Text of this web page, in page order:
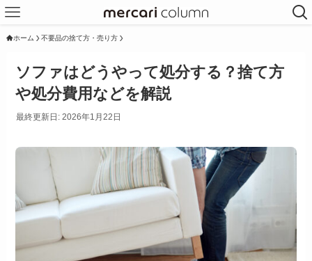
ホーム 不要品の捨て方・売り方
ソファはどうやって処分する？捨て方
や処分費用などを解説
最終更新日: 2026年1月22日